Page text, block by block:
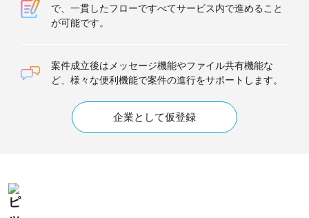
で、一貫したフローですべてサービス内で進めること
が可能です。
案件成立後はメッセージ機能やファイル共有機能な
ど、様々な便利機能で案件の進行をサポートします。
企業として仮登録